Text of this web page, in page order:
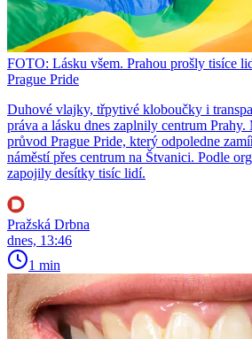
FOTO: Lásku všem. Prahou prošly tisíce
Prague Pride
Duhové vlajky, třpytivé kloboučky i
práva a lásku dnes zaplnily centrum Prahy.
průvod Prague Pride, který odpoledne
náměstí přes centrum na Štvanici. Podle
zapojily desítky tisíc lidí.
Pražská Drbna
dnes, 13:46
1 min